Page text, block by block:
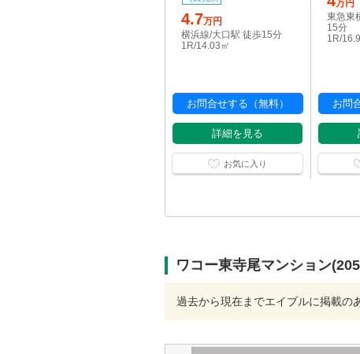
4.7万円
横浜線/大口駅 徒歩15分
1R/14.03㎡
お問合せする（無料）
詳細を見る
お気に入り
万円
東急東
15分
1R/
お問
ワコー東寺尾マンション
過去から現在までエイブルに掲載の